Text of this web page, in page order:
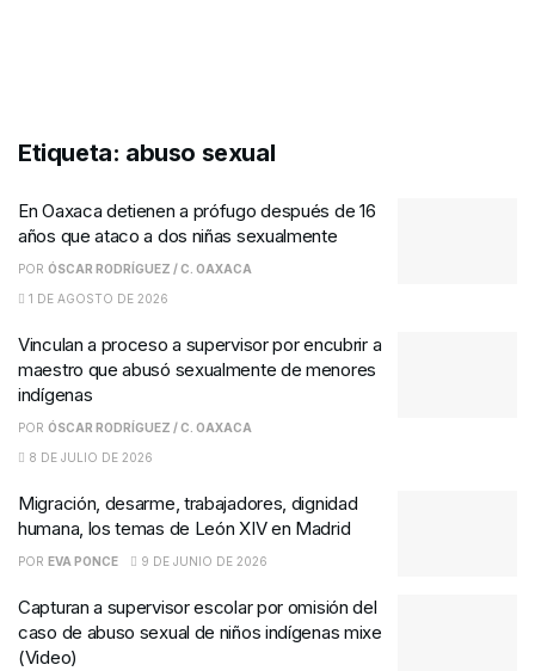
Etiqueta: abuso sexual
En Oaxaca detienen a prófugo después de 16
años que ataco a dos niñas sexualmente
POR ÓSCAR RODRÍGUEZ / C. OAXACA
1 DE AGOSTO DE 2026
Vinculan a proceso a supervisor por encubrir a
maestro que abusó sexualmente de menores
indígenas
POR ÓSCAR RODRÍGUEZ / C. OAXACA
8 DE JULIO DE 2026
Migración, desarme, trabajadores, dignidad
humana, los temas de León XIV en Madrid
POR EVA PONCE 9 DE JUNIO DE 2026
Capturan a supervisor escolar por omisión del
caso de abuso sexual de niños indígenas mixe
(Video)